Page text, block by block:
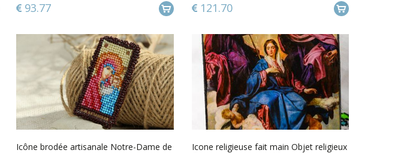
93.77 121.70
Icône brodée artisanale Notre-Dame de
Icone religieuse fait main Objet religieux